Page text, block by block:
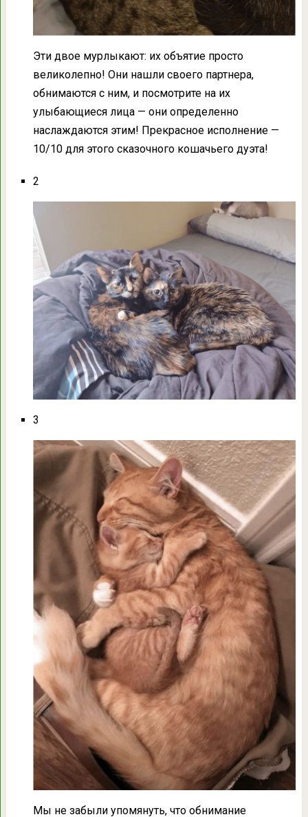
Эти двое мурлыкают: их объятие просто
великолепно! Они нашли своего партнера,
обнимаются с ним, и посмотрите на их
улыбающиеся лица — они определенно
наслаждаются этим! Прекрасное исполнение —
10/10 для этого сказочного кошачьего дуэта!
2
3
Мы не забыли упомянуть, что обнимание